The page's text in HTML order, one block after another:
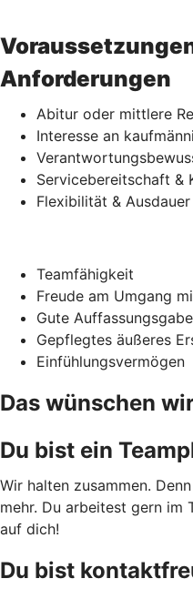
Anforderungen
Abitur oder mittlere
Interesse an
Servicebereitschaft &
Flexibilität & Ausdauer
Teamfähigkeit
Freude am Umgang
Gute
Gepflegtes äußeres
Einfühlungsvermögen
Das wünschen
Du bist ein
Wir halten zusammen.
mehr. Du arbeitest gern im
auf dich!
Du bist